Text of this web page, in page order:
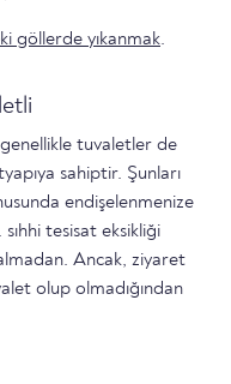
göllerde yıkanmak.
tuvaletler de
sahiptir. Şunları
endişelenmenize
tesisat eksikliği
Ancak, ziyaret
olup olmadığından